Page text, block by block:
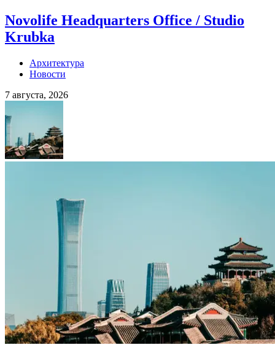
Novolife Headquarters Office / Studio
Krubka
Архитектура
Новости
7 августа, 2026